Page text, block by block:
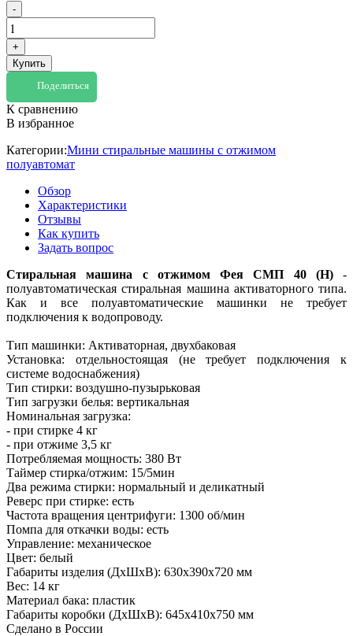
-
+
Купить
Поделиться
К сравнению
В избранное
Категории:Мини стиральные машины с отжимом
полуавтомат
Обзор
Характеристики
Отзывы
Как купить
Задать вопрос
Стиральная машина с отжимом Фея СМП 40 (Н)-
полуавтоматическая стиральная машина активаторного типа.
Как и все полуавтоматические машинки не требует
подключения к водопроводу.
Тип машинки: Активаторная, двухбаковая
Установка: отдельностоящая (не требует подключения к
системе водоснабжения)
Тип стирки: воздушно-пузырьковая
Тип загрузки белья: вертикальная
Номинальная загрузка:
- при стирке 4 кг
- при отжиме 3,5 кг
Потребляемая мощность: 380 Вт
Таймер стирка/отжим: 15/5мин
Два режима стирки: нормальный и деликатный
Реверс при стирке: есть
Частота вращения центрифуги: 1300 об/мин
Помпа для откачки воды: есть
Управление: механическое
Цвет: белый
Габариты изделия (ДxШxВ): 630х390х720 мм
Вес: 14 кг
Материал бака: пластик
Габариты коробки (ДxШxВ): 645х410х750 мм
Сделано в России